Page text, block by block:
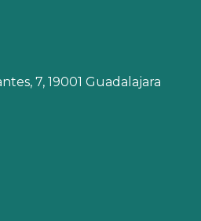
7, 19001 Guadalajara